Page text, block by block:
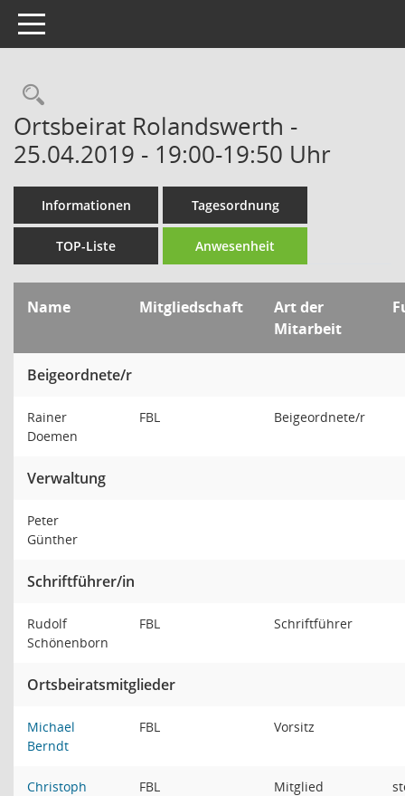
Toggle navigation
Rechercheauswahl
Ortsbeirat Rolandswerth -
25.04.2019 - 19:00-19:50 Uhr
Informationen Tagesordnung
TOP-Liste Anwesenheit
Name Mitgliedschaft
Art der
Mitarbeit
Beigeordnete/r
Rainer
Doemen
FBL Beigeordnete/r
Verwaltung
Peter
Günther
Schriftführer/in
Rudolf
Schönenborn
FBL Schriftführer
Ortsbeiratsmitglieder
Michael
Berndt
FBL Vorsitz
Christoph
FBL
Mitglied